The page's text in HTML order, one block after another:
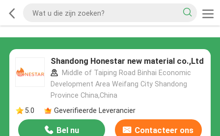
Shandong Honestar new material co.,Ltd
Middle of Taiping Road Binhai Economic
Development Area Weifang City Shandong
Province China,China
5.0
Geverifieerde Leverancier
Bel nu Contacteer ons